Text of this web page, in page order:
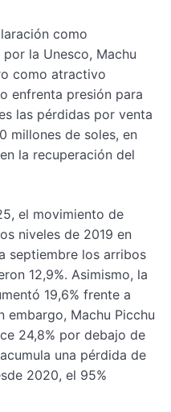
como
la Unesco, Machu
como atractivo
enfrenta presión para
las pérdidas por venta
millones de soles, en
la recuperación del
el movimiento de
niveles de 2019 en
septiembre los arribos
12,9%. Asimismo, la
19,6% frente a
embargo, Machu Picchu
24,8% por debajo de
una pérdida de
2020, el 95%